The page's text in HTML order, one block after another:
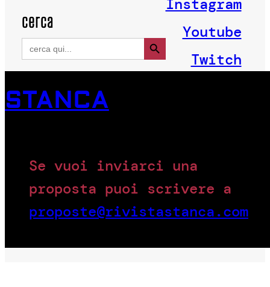
cerca
Search
for:
Search Button
Instagram
Youtube
Twitch
STANCA
Se vuoi inviarci una
proposta puoi scrivere a
proposte@rivistastanca.com